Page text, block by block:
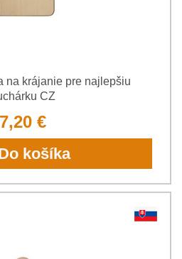
na krájanie pre najlepšiu
CZ
7,20 €
košíka